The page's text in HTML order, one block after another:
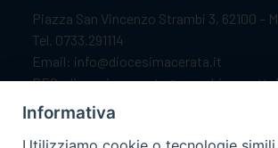
Piazza San Vincenzo Strambi 3, 62100 –
Tel. 0733.291114
Email: info@diocesimacerata.it
PEC:
Comunicazioni urgenti WhatsApp:
Informativa